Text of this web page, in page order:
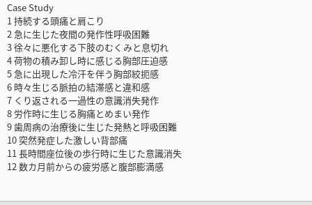
Case Study
1 持続する頭痛と肩こり
2 急に生じた夜間の発作性呼吸困難
3 徐々に悪化する下肢のむくみと息切れ
4 荷物の積み卸し時に感じる胸部圧迫感
5 急に出現した冷汗を伴う胸部絞扼感
6 時々生じる脈拍の結滞感と違和感
7 くり返される一過性の意識消失発作
8 労作時に生じる胸痛とめまい発作
9 歯周病の治療後に生じた発熱と呼吸困難
10 突然発症した激しい背部痛
11 長時間座位後の歩行時に生じた意識消失
12 数カ月前からの疲労感と腹部膨満感